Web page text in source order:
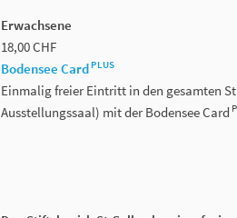
Erwachsene
18,00 CHF
Bodensee Card PLUS
Einmalig freier Eintritt in den gesamten
Ausstellungssaal) mit der Bodensee Card